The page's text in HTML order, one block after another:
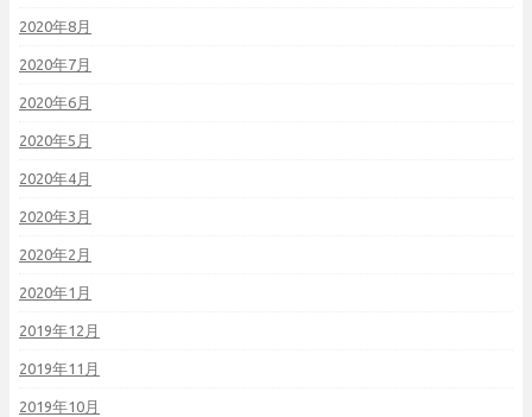
2020年8月
2020年7月
2020年6月
2020年5月
2020年4月
2020年3月
2020年2月
2020年1月
2019年12月
2019年11月
2019年10月